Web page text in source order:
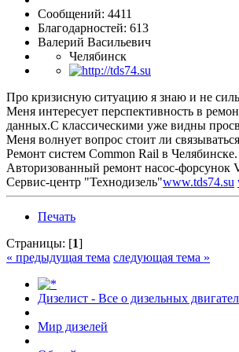
Сообщений: 4411
Благодарностей: 613
Валерий Васильевич
Челябинск
Про кризисную ситуацию я знаю и не
Меня интересует перспективность в
данных.С классическими уже видны
Меня волнует вопрос стоит ли
Ремонт систем Common Rail в Челябинске.
Авторизованный ремонт насос-
Сервис-центр "Технодизель"www.tds74.su
Печать
Страницы: [1]
« предыдущая тема следующая тема »
Дизелист - Все о дизельных
Мир дизелей